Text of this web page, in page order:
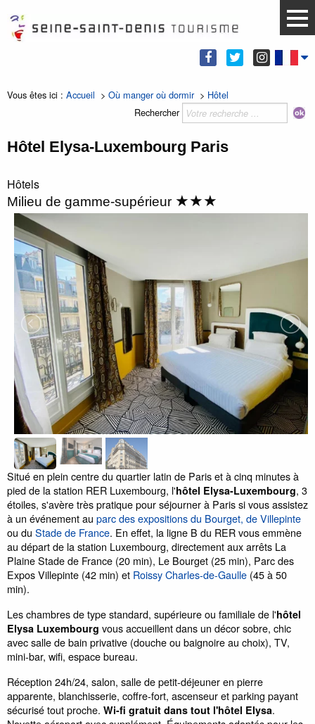
Vous êtes ici : Accueil > Où manger où dormir> Hôtel
Rechercher
Hôtel Elysa-Luxembourg Paris
Hôtels
Milieu de gamme-supérieur ★★★
Situé en plein centre du quartier latin de Paris et à cinq minutes à
pied de la station RER Luxembourg, l'hôtel Elysa-Luxembourg, 3
étoiles, s'avère très pratique pour séjourner à Paris si vous assistez
à un événement au parc des expositions du Bourget, de Villepinte
ou du Stade de France. En effet, la ligne B du RER vous emmène
au départ de la station Luxembourg, directement aux arrêts La
Plaine Stade de France (20 min), Le Bourget (25 min), Parc des
Expos Villepinte (42 min) et Roissy Charles-de-Gaulle (45 à 50
min).
Les chambres de type standard, supérieure ou familiale de l'hôtel
Elysa Luxembourg vous accueillent dans un décor sobre, chic
avec salle de bain privative (douche ou baignoire au choix), TV,
mini-bar, wifi, espace bureau.
Réception 24h/24, salon, salle de petit-déjeuner en pierre
apparente, blanchisserie, coffre-fort, ascenseur et parking payant
sécurisé tout proche. Wi-fi gratuit dans tout l'hôtel Elysa.